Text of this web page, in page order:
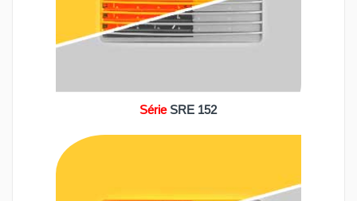
Série SRE 152